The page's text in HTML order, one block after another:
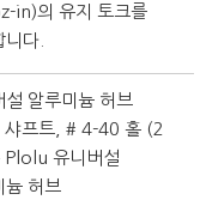
in)의 유지 토크를
니다.
설 알루미늄 허브
프트, # 4-40 홀 (2
Plolu 유니버설
늄 허브